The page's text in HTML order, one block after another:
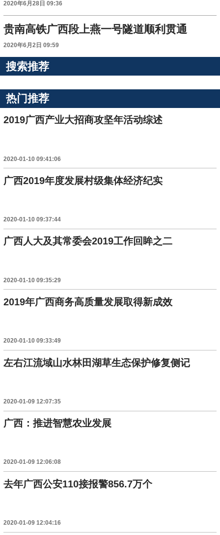
2020年6月28日 09:36
贵南高铁广西段上燕一号隧道顺利贯通
2020年6月2日 09:59
搜索推荐
热门推荐
2019广西产业大招商攻坚年活动综述
2020-01-10 09:41:06
广西2019年度发展村级集体经济纪实
2020-01-10 09:37:44
广西人大及其常委会2019工作回眸之二
2020-01-10 09:35:29
2019年广西商务高质量发展取得新成效
2020-01-10 09:33:49
左右江流域山水林田湖草生态保护修复侧记
2020-01-09 12:07:35
广西：推进智慧农业发展
2020-01-09 12:06:08
去年广西公安110接报警856.7万个
2020-01-09 12:04:16